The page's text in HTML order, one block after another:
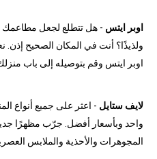
اوبر ايتس - هل تتطلع لجعل مطاعمك
ولذيذًا؟ أنت في المكان الصحيح
اوبر ايتس وقم بتوصيله إلى باب
لايف ستايل - اعثر على جميع أنواع
واحد وبأسعار أفضل. جرّب مظهرًا
المجوهرات والأحذية والملابس